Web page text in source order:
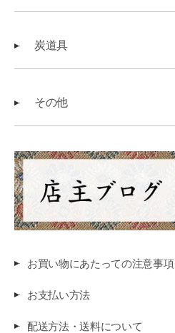
炭道具
その他
お買い物にあたっての注意事項
お支払い方法
配送方法・送料について